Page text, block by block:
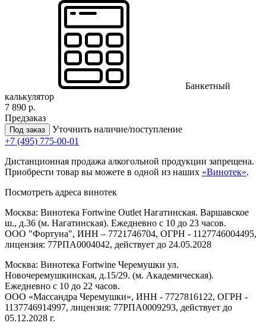
Банкетный
калькулятор
7 890 р.
Предзаказ
Под заказ
Уточнить наличие/поступление
+7 (495) 775-00-01
Дистанционная продажа алкогольной продукции запрещена.
Приобрести товар вы можете в одной из наших «Винотек».
Посмотреть адреса винотек
Москва: Винотека Fortwine Outlet Нагатинская. Варшавское
ш., д.36 (м. Нагатинская). Ежедневно с 10 до 23 часов.
ООО "Фортуна", ИНН – 7721746704, ОГРН - 1127746004495,
лицензия: 77РПА0004042, действует до 24.05.2028
Москва: Винотека Fortwine Черемушки ул.
Новочеремушкинская, д.15/29. (м. Академическая).
Ежедневно с 10 до 22 часов.
ООО «Массандра Черемушки», ИНН - 7727816122, ОГРН -
1137746914997, лицензия: 77РПА0009293, действует до
05.12.2028 г.